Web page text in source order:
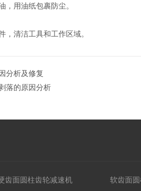
，用油纸包裹防尘。
，清洁工具和工作区域。
分析及修复
落的原因分析
齿面圆柱齿轮减速机 软齿面